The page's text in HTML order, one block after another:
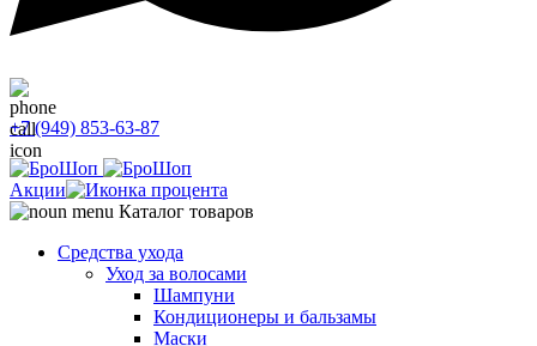
+7 (949) 853-63-87
Акции
Каталог товаров
Средства ухода
Уход за волосами
Шампуни
Кондиционеры и бальзамы
Маски